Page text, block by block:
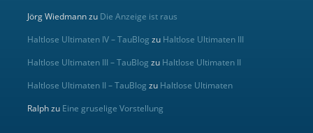
Jörg Wiedmannzu Die Anzeige ist raus
Haltlose Ultimaten IV – TauBlog zu Haltlose Ultimaten III
Haltlose Ultimaten III – TauBlog zu Haltlose Ultimaten II
Haltlose Ultimaten II – TauBlog zu Haltlose Ultimaten
Ralphzu Eine gruselige Vorstellung